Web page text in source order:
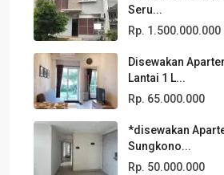
Seru...
Rp. 1.500.000.000
Disewakan
Lantai 1 L...
Rp. 65.000.000
*disewakan
Sungkono...
Rp. 50.000.000